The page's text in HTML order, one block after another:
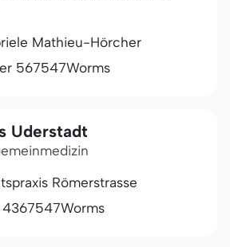
Mathieu-Hörcher
567547Worms
Uderstadt
Römerstrasse
4367547Worms